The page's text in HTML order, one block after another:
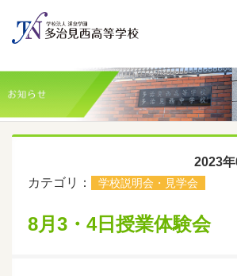
2023年
カテゴリ：
学校説明会・見学会
8月3・4日授業体験会